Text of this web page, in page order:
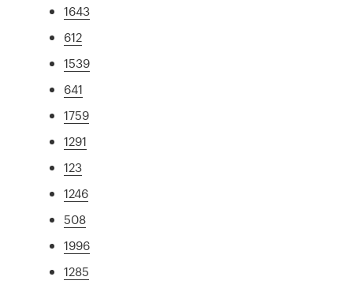
1643
612
1539
641
1759
1291
123
1246
508
1996
1285